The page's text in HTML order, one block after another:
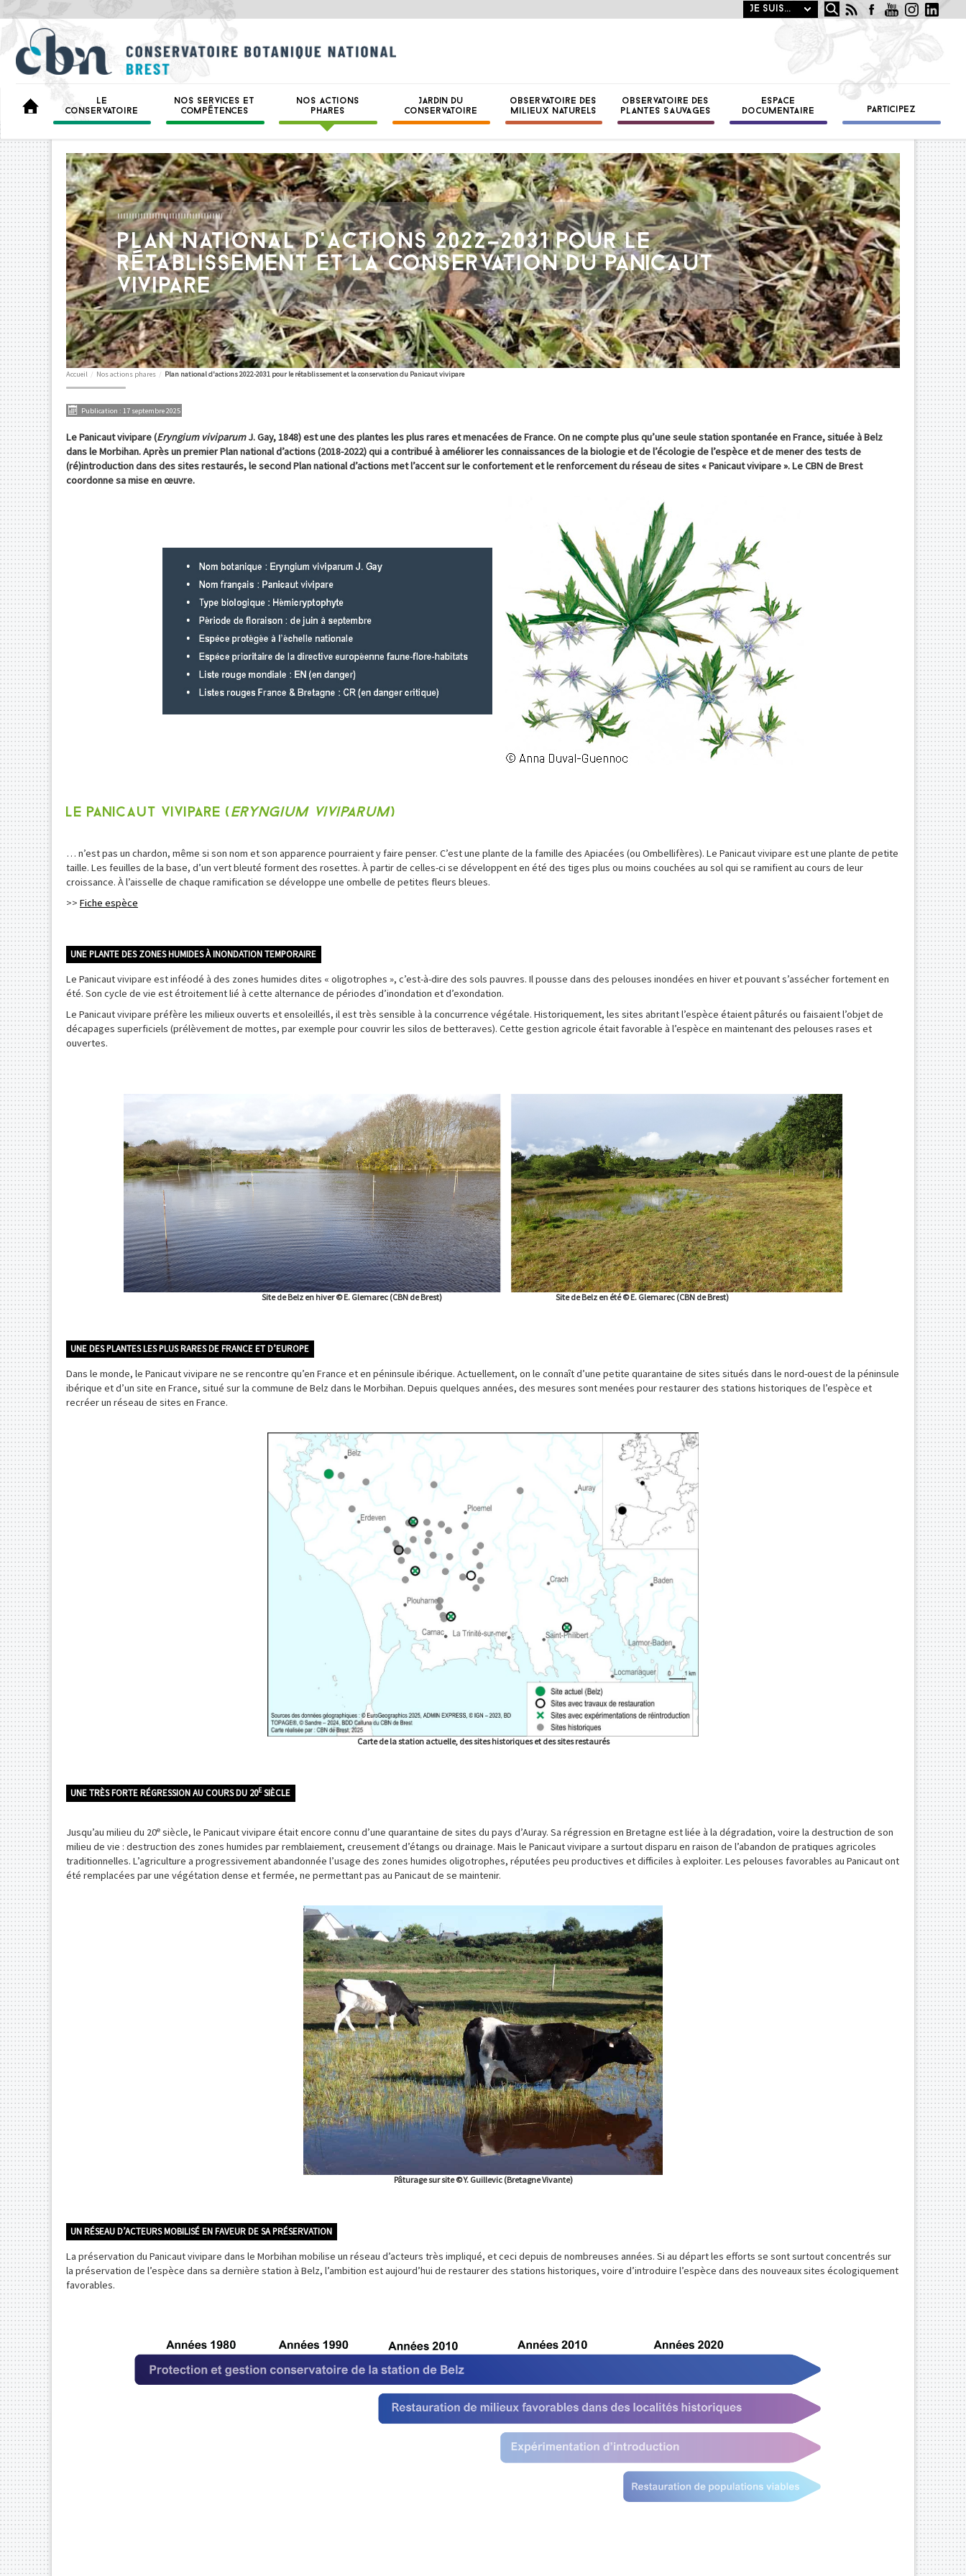
Rechercher
LE
CONSERVATOIRE
NOS SERVICES ET
COMPÉTENCES
NOS ACTIONS
PHARES
JARDIN DU
CONSERVATOIRE
OBSERVATOIRE DES
MILIEUX NATURELS
OBSERVATOIRE DES
PLANTES SAUVAGES
ESPACE
DOCUMENTAIRE
PARTICIPEZ
Accueil / Nos actions phares / Plan national d'actions 2022-2031 pour le rétablissement et la conservation du Panicaut vivipare
PLAN NATIONAL D'ACTIONS 2022-2031 POUR LE
RÉTABLISSEMENT ET LA CONSERVATION DU PANICAUT
VIVIPARE
Publication : 17 septembre 2025
Le Panicaut vivipare (Eryngium viviparumJ. Gay, 1848) est une des plantes les plus rares et menacées de France. On ne compte plus qu’une seule station spontanée en France, située à Belz
dans le Morbihan. Après un premier Plan national d’actions (2018-2022) qui a contribué à améliorer les connaissances de la biologie et de l’écologie de l’espèce et de mener des tests de
(ré)introduction dans des sites restaurés, le second Plan national d’actions met l’accent sur le confortement et le renforcement du réseau de sites « Panicaut vivipare ». Le CBN de Brest
coordonne sa mise en œuvre.
LE PANICAUT VIVIPARE (ERYNGIUM VIVIPARUM)
… n’est pas un chardon, même si son nom et son apparence pourraient y faire penser. C’est une plante de la famille des Apiacées (ou Ombellifères). Le Panicaut vivipare est une plante de petite
taille. Les feuilles de la base, d’un vert bleuté forment des rosettes. À partir de celles-ci se développent en été des tiges plus ou moins couchées au sol qui se ramifient au cours de leur
croissance. À l’aisselle de chaque ramification se développe une ombelle de petites fleurs bleues.
>> Fiche espèce
UNE PLANTE DES ZONES HUMIDES À INONDATION TEMPORAIRE
Le Panicaut vivipare est inféodé à des zones humides dites « oligotrophes », c’est-à-dire des sols pauvres. Il pousse dans des pelouses inondées en hiver et pouvant s’assécher fortement en
été. Son cycle de vie est étroitement lié à cette alternance de périodes d’inondation et d’exondation.
Le Panicaut vivipare préfère les milieux ouverts et ensoleillés, il est très sensible à la concurrence végétale. Historiquement, les sites abritant l’espèce étaient pâturés ou faisaient l’objet de
décapages superficiels (prélèvement de mottes, par exemple pour couvrir les silos de betteraves). Cette gestion agricole était favorable à l’espèce en maintenant des pelouses rases et
ouvertes.
Site de Belz en hiver © E. Glemarec (CBN de Brest) Site de Belz en été © E. Glemarec (CBN de Brest)
UNE DES PLANTES LES PLUS RARES DE FRANCE ET D’EUROPE
Dans le monde, le Panicaut vivipare ne se rencontre qu’en France et en péninsule ibérique. Actuellement, on le connaît d’une petite quarantaine de sites situés dans le nord-ouest de la péninsule
ibérique et d’un site en France, situé sur la commune de Belz dans le Morbihan. Depuis quelques années, des mesures sont menées pour restaurer des stations historiques de l’espèce et
recréer un réseau de sites en France.
Carte de la station actuelle, des sites historiques et des sites restaurés
UNE TRÈS FORTE RÉGRESSION AU COURS DU 20ESIÈCLE
Jusqu’au milieu du 20e siècle, le Panicaut vivipare était encore connu d’une quarantaine de sites du pays d’Auray. Sa régression en Bretagne est liée à la dégradation, voire la destruction de son
milieu de vie : destruction des zones humides par remblaiement, creusement d’étangs ou drainage. Mais le Panicaut vivipare a surtout disparu en raison de l’abandon de pratiques agricoles
traditionnelles. L’agriculture a progressivement abandonnée l’usage des zones humides oligotrophes, réputées peu productives et difficiles à exploiter. Les pelouses favorables au Panicaut ont
été remplacées par une végétation dense et fermée, ne permettant pas au Panicaut de se maintenir.
Pâturage sur site © Y. Guillevic (Bretagne Vivante)
UN RÉSEAU D’ACTEURS MOBILISÉ EN FAVEUR DE SA PRÉSERVATION
La préservation du Panicaut vivipare dans le Morbihan mobilise un réseau d’acteurs très impliqué, et ceci depuis de nombreuses années. Si au départ les efforts se sont surtout concentrés sur
la préservation de l’espèce dans sa dernière station à Belz, l’ambition est aujourd’hui de restaurer des stations historiques, voire d’introduire l’espèce dans des nouveaux sites écologiquement
favorables.